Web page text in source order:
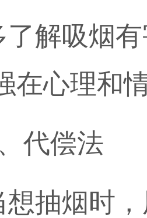
吸烟有
在心理和
偿法
烟时，